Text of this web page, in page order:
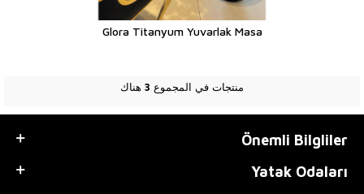
Glora Titanyum Yuvarlak Masa
منتجات في المجموع 3 هناك
Önemli Bilgliler
Yatak Odaları